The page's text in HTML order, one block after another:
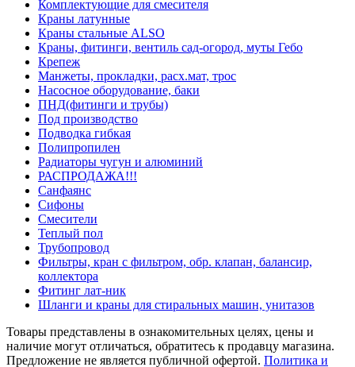
Комплектующие для смесителя
Краны латунные
Краны стальные ALSO
Краны, фитинги, вентиль сад-огород, муты Гебо
Крепеж
Манжеты, прокладки, расх.мат, трос
Насосное оборудование, баки
ПНД(фитинги и трубы)
Под производство
Подводка гибкая
Полипропилен
Радиаторы чугун и алюминий
РАСПРОДАЖА!!!
Санфаянс
Сифоны
Смесители
Теплый пол
Трубопровод
Фильтры, кран с фильтром, обр. клапан, балансир,
коллектора
Фитинг лат-ник
Шланги и краны для стиральных машин, унитазов
Товары представлены в ознакомительных целях, цены и
наличие могут отличаться, обратитесь к продавцу магазина.
Предложение не является публичной офертой. Политика и